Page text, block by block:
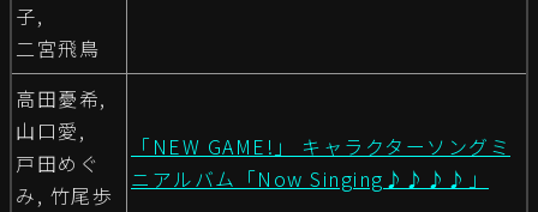
子,
二宮飛鳥
高田憂希,
山口愛,
戸田めぐ
み, 竹尾歩
「NEW GAME!」 キャラクターソングミ
ニアルバム「Now Singing♪♪♪♪」